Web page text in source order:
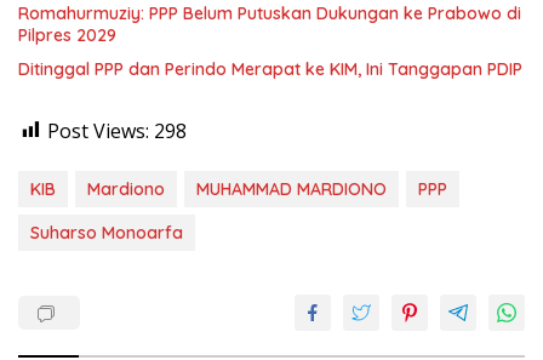
Romahurmuziy: PPP Belum Putuskan Dukungan ke Prabowo di
Pilpres 2029
Ditinggal PPP dan Perindo Merapat ke KIM, Ini Tanggapan PDIP
Post Views: 298
KIB Mardiono MUHAMMAD MARDIONO
PPP
Suharso Monoarfa